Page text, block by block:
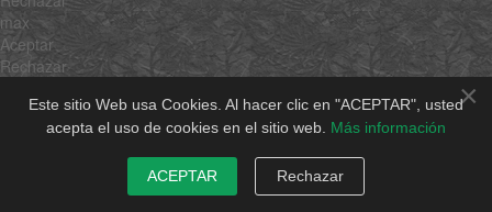
×
Este sitio Web usa Cookies. Al hacer clic en "ACEPTAR", usted
acepta el uso de cookies en el sitio web. Más información
ACEPTAR Rechazar
max
Aceptar
Rechazar
Aceptar
Rechazar